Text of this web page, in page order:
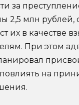
за
2,5 млн рублей,
их в качестве
При этом
на